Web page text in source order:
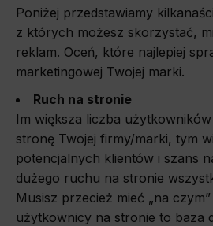
Poniżej przedstawiamy
z których możesz skorzystać,
reklam. Oceń, które najlepiej
marketingowej Twojej marki.
Ruch na stronie
Im większa liczba
stronę Twojej firmy/marki, tym
potencjalnych klientów i szans
dużego ruchu na stronie
Musisz przecież mieć „na
użytkownicy na stronie to baza